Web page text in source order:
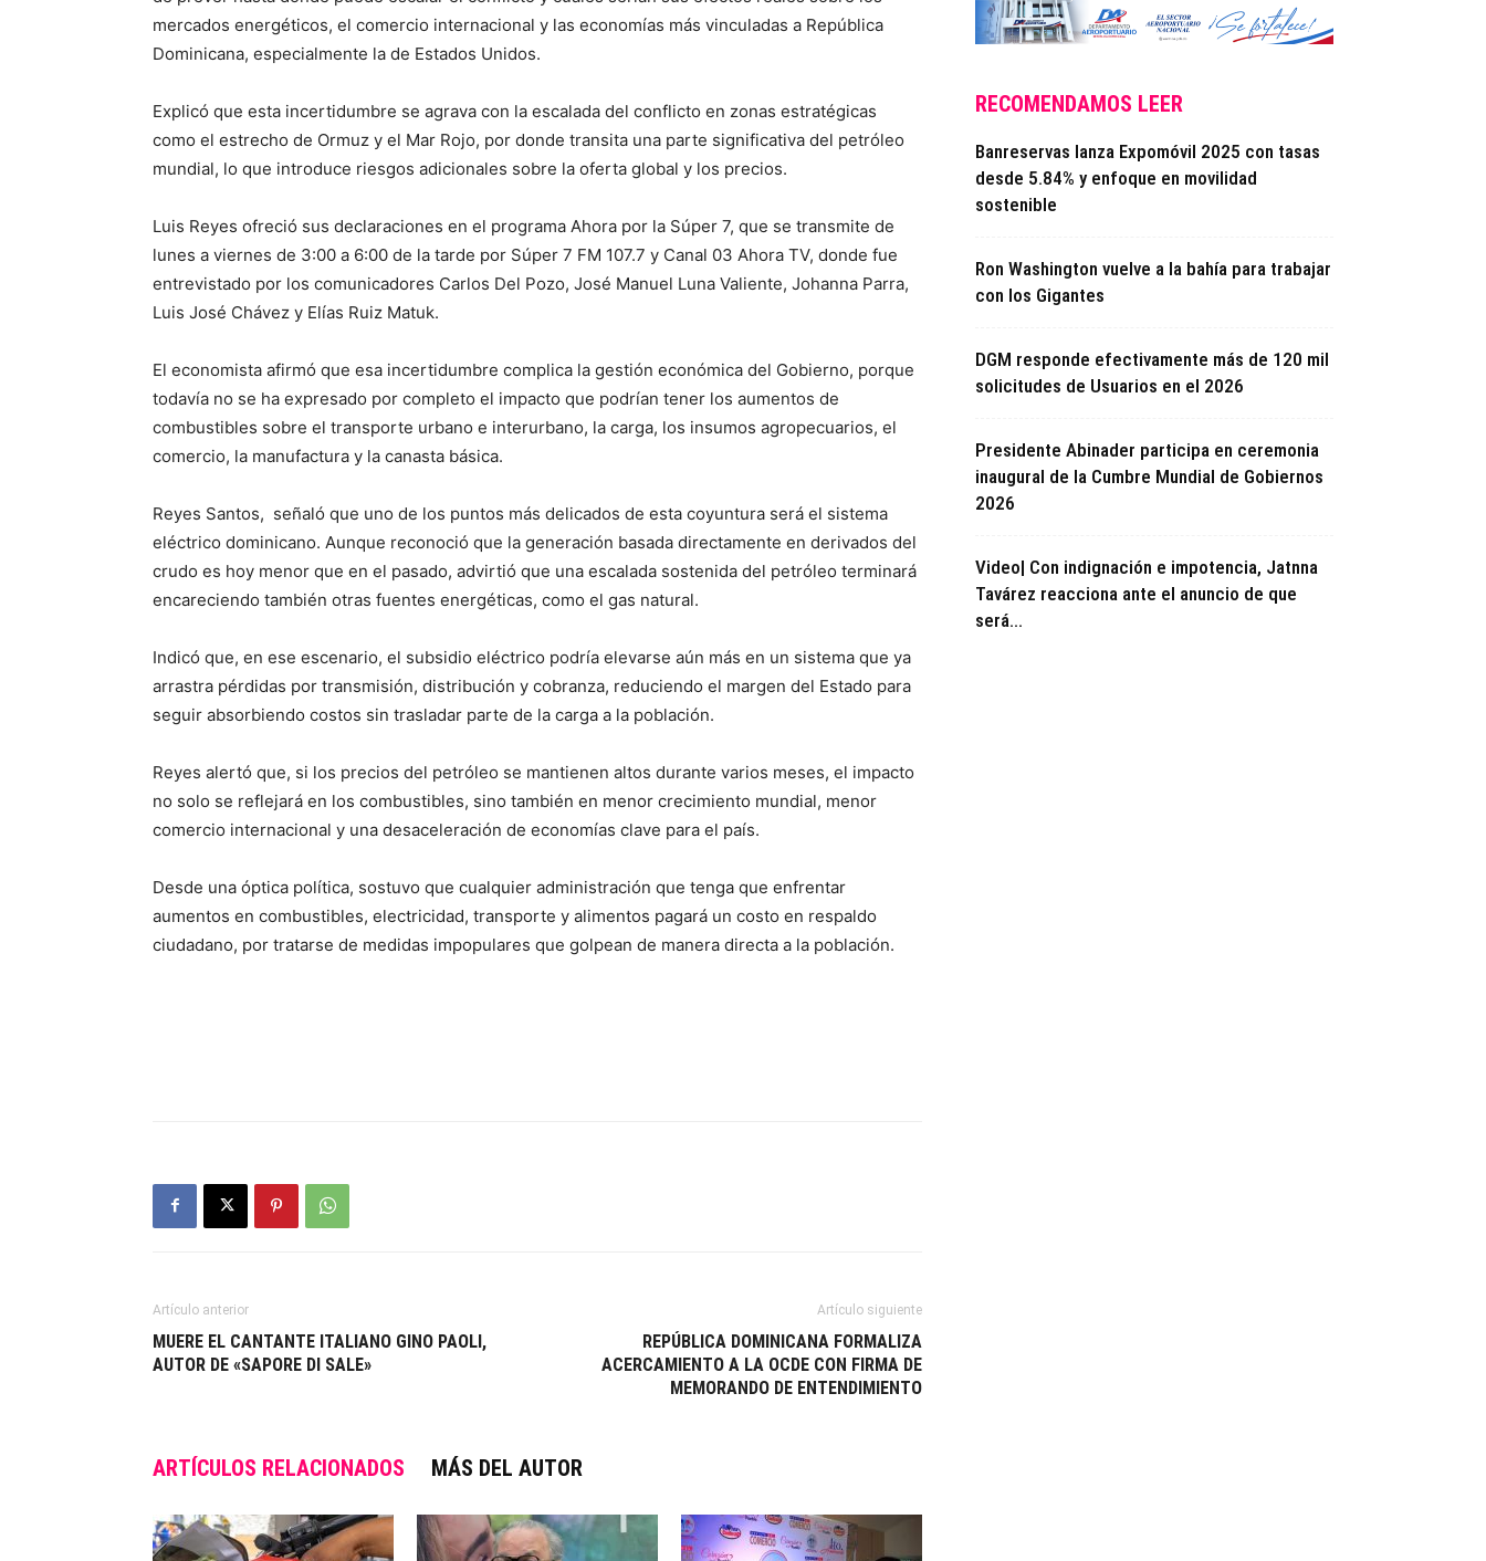
mercados energéticos, el comercio internacional y las economías más vinculadas a República
Dominicana, especialmente la de Estados Unidos.
Explicó que esta incertidumbre se agrava con la escalada del conflicto en zonas estratégicas
como el estrecho de Ormuz y el Mar Rojo, por donde transita una parte significativa del petróleo
mundial, lo que introduce riesgos adicionales sobre la oferta global y los precios.
Luis Reyes ofreció sus declaraciones en el programa Ahora por la Súper 7, que se transmite de
lunes a viernes de 3:00 a 6:00 de la tarde por Súper 7 FM 107.7 y Canal 03 Ahora TV, donde fue
entrevistado por los comunicadores Carlos Del Pozo, José Manuel Luna Valiente, Johanna Parra,
Luis José Chávez y Elías Ruiz Matuk.
El economista afirmó que esa incertidumbre complica la gestión económica del Gobierno, porque
todavía no se ha expresado por completo el impacto que podrían tener los aumentos de
combustibles sobre el transporte urbano e interurbano, la carga, los insumos agropecuarios, el
comercio, la manufactura y la canasta básica.
Reyes Santos, señaló que uno de los puntos más delicados de esta coyuntura será el sistema
eléctrico dominicano. Aunque reconoció que la generación basada directamente en derivados del
crudo es hoy menor que en el pasado, advirtió que una escalada sostenida del petróleo terminará
encareciendo también otras fuentes energéticas, como el gas natural.
Indicó que, en ese escenario, el subsidio eléctrico podría elevarse aún más en un sistema que ya
arrastra pérdidas por transmisión, distribución y cobranza, reduciendo el margen del Estado para
seguir absorbiendo costos sin trasladar parte de la carga a la población.
Reyes alertó que, si los precios del petróleo se mantienen altos durante varios meses, el impacto
no solo se reflejará en los combustibles, sino también en menor crecimiento mundial, menor
comercio internacional y una desaceleración de economías clave para el país.
Desde una óptica política, sostuvo que cualquier administración que tenga que enfrentar
aumentos en combustibles, electricidad, transporte y alimentos pagará un costo en respaldo
ciudadano, por tratarse de medidas impopulares que golpean de manera directa a la población.
Artículo anterior
MUERE EL CANTANTE ITALIANO GINO PAOLI,
AUTOR DE «SAPORE DI SALE»
Artículo siguiente
REPÚBLICA DOMINICANA FORMALIZA
ACERCAMIENTO A LA OCDE CON FIRMA DE
MEMORANDO DE ENTENDIMIENTO
ARTÍCULOS RELACIONADOS MÁS DEL AUTOR
RECOMENDAMOS LEER
Banreservas lanza Expomóvil 2025 con tasas
desde 5.84% y enfoque en movilidad
sostenible
Ron Washington vuelve a la bahía para trabajar
con los Gigantes
DGM responde efectivamente más de 120 mil
solicitudes de Usuarios en el 2026
Presidente Abinader participa en ceremonia
inaugural de la Cumbre Mundial de Gobiernos
2026
Video| Con indignación e impotencia, Jatnna
Tavárez reacciona ante el anuncio de que
será...